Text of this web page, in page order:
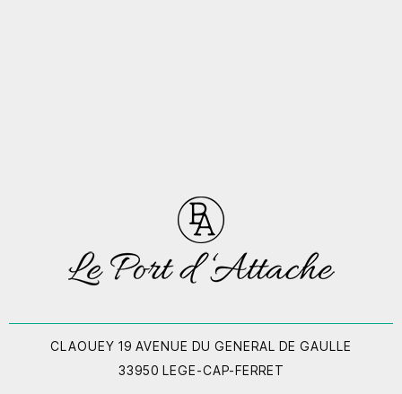
CLAOUEY 19 AVENUE DU GENERAL DE GAULLE
33950 LEGE-CAP-FERRET